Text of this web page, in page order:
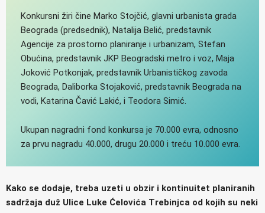
Konkursni žiri čine Marko Stojčić, glavni urbanista grada
Beograda (predsednik), Natalija Belić, predstavnik
Agencije za prostorno planiranje i urbanizam, Stefan
Obućina, predstavnik JKP Beogradski metro i voz, Maja
Joković Potkonjak, predstavnik Urbanističkog zavoda
Beograda, Daliborka Stojaković, predstavnik Beograda na
vodi, Katarina Čavić Lakić, i Teodora Simić.
Ukupan nagradni fond konkursa je 70.000 evra, odnosno
za prvu nagradu 40.000, drugu 20.000 i treću 10.000 evra.
Kako se dodaje, treba uzeti u obzir i kontinuitet planiranih
sadržaja duž Ulice Luke Ćelovića Trebinjca od kojih su neki